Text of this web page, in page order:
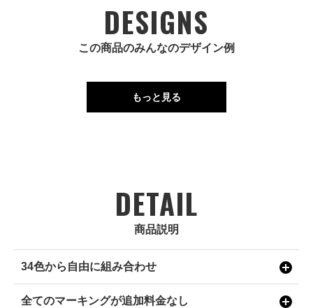
DESIGNS
この商品のみんなのデザイン例
もっと見る
DETAIL
商品説明
34色から自由に組み合わせ
全てのマーキングが追加料金なし